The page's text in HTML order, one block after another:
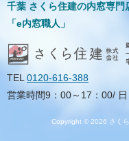
千葉 さくら住建の内窓専門
「e内窓職人」
TEL0120-616-388
営業時間9：00～17：00/ 日
Copyright © 2026 さく